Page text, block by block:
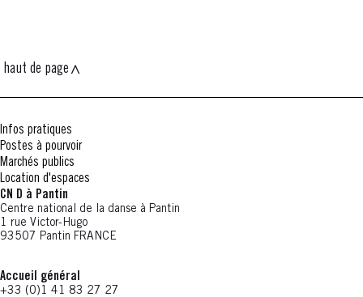
haut de page
Infos pratiques
Postes à pourvoir
Marchés publics
Location d'espaces
CN D à Pantin
Centre national de la danse à Pantin
1 rue Victor-Hugo
93507 Pantin FRANCE
Accueil général
+33 (0)1 41 83 27 27